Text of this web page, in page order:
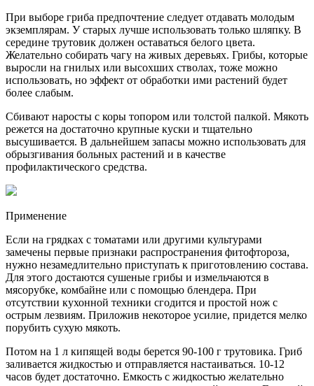
При выборе гриба предпочтение следует отдавать молодым
экземплярам. У старых лучше использовать только шляпку. В
середине трутовик должен оставаться белого цвета.
Желательно собирать чагу на живых деревьях. Грибы, которые
выросли на гнилых или высохших стволах, тоже можно
использовать, но эффект от обработки ими растений будет
более слабым.
Сбивают наросты с коры топором или толстой палкой. Мякоть
режется на достаточно крупные куски и тщательно
высушивается. В дальнейшем запасы можно использовать для
обрызгивания больных растений и в качестве
профилактического средства.
Применение
Если на грядках с томатами или другими культурами
замечены первые признаки распространения фитофтороза,
нужно незамедлительно приступать к приготовлению состава.
Для этого достаются сушеные грибы и измельчаются в
мясорубке, комбайне или с помощью блендера. При
отсутствии кухонной техники сгодится и простой нож с
острым лезвиям. Приложив некоторое усилие, придется мелко
порубить сухую мякоть.
Потом на 1 л кипящей воды берется 90-100 г трутовика. Гриб
заливается жидкостью и отправляется настаиваться. 10-12
часов будет достаточно. Емкость с жидкостью желательно